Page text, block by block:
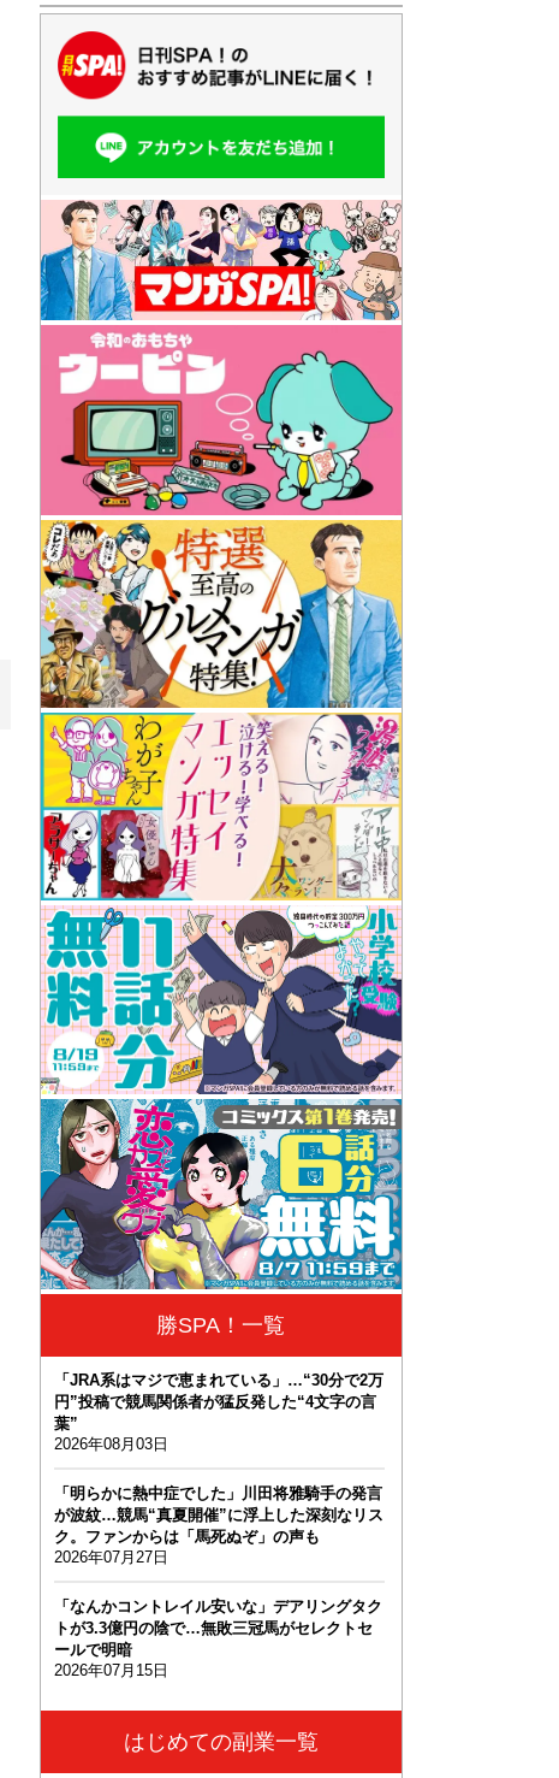
勝SPA！一覧
「JRA系はマジで恵まれている」…“30分で2万
円”投稿で競馬関係者が猛反発した“4文字の言
葉”
2026年08月03日
「明らかに熱中症でした」川田将雅騎手の発言
が波紋…競馬“真夏開催”に浮上した深刻なリス
ク。ファンからは「馬死ぬぞ」の声も
2026年07月27日
「なんかコントレイル安いな」デアリングタク
トが3.3億円の陰で…無敗三冠馬がセレクトセ
ールで明暗
2026年07月15日
はじめての副業一覧